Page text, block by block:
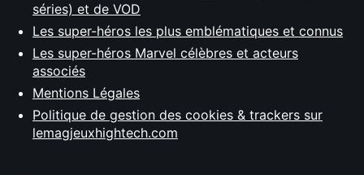
séries) et de VOD
Les super-héros les plus emblématiques et connus
Les super-héros Marvel célèbres et acteurs
associés
Mentions Légales
Politique de gestion des cookies & trackers sur
lemagjeuxhightech.com